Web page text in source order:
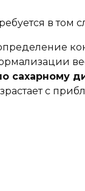
в
сахарному
с